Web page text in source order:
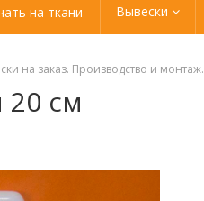
на ткани Вывески
на заказ. Производство и монтаж.
20 см